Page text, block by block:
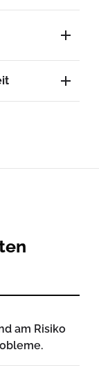
am Risiko